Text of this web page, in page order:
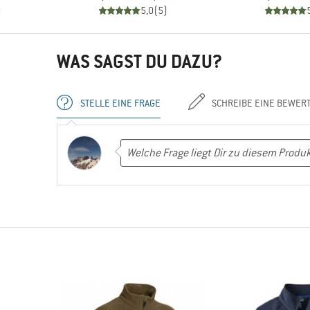
5,0(5)
WAS SAGST DU DAZU?
STELLE EINE FRAGE SCHREIBE EINE